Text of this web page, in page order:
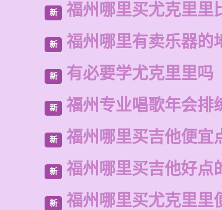
新 福州哪里买尤克里里
新 福州哪里有卖乐器的
新 有必要学尤克里里吗
新 福州专业唱歌年会排
新 福州哪里买吉他便宜
新 福州哪里买吉他好点
新 福州哪里买尤克里里